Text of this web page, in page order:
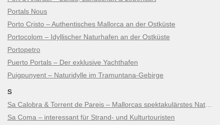
Portals Nous
Porto Cristo – Authentisches Mallorca an der Ostküste
Portocolom – Idyllischer Naturhafen an der Ostküste
Portopetro
Puerto Portals – Der exklusive Yachthafen
Puigpunyent – Naturidylle im Tramuntana-Gebirge
S
Sa Coma – interessant für Strand- und Kulturtouristen